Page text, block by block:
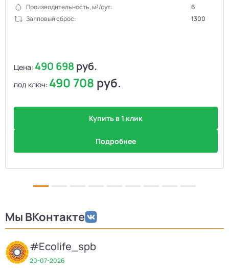
Производительность, м³/сут:
6
Залповый сброс:
1300
Цена: 490 698 руб.
под ключ: 490 708 руб.
Купить в 1 клик
Подробнее
Мы ВКонтакте
#Ecolife_spb
20-07-2026